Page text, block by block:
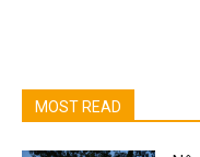
MOST READ